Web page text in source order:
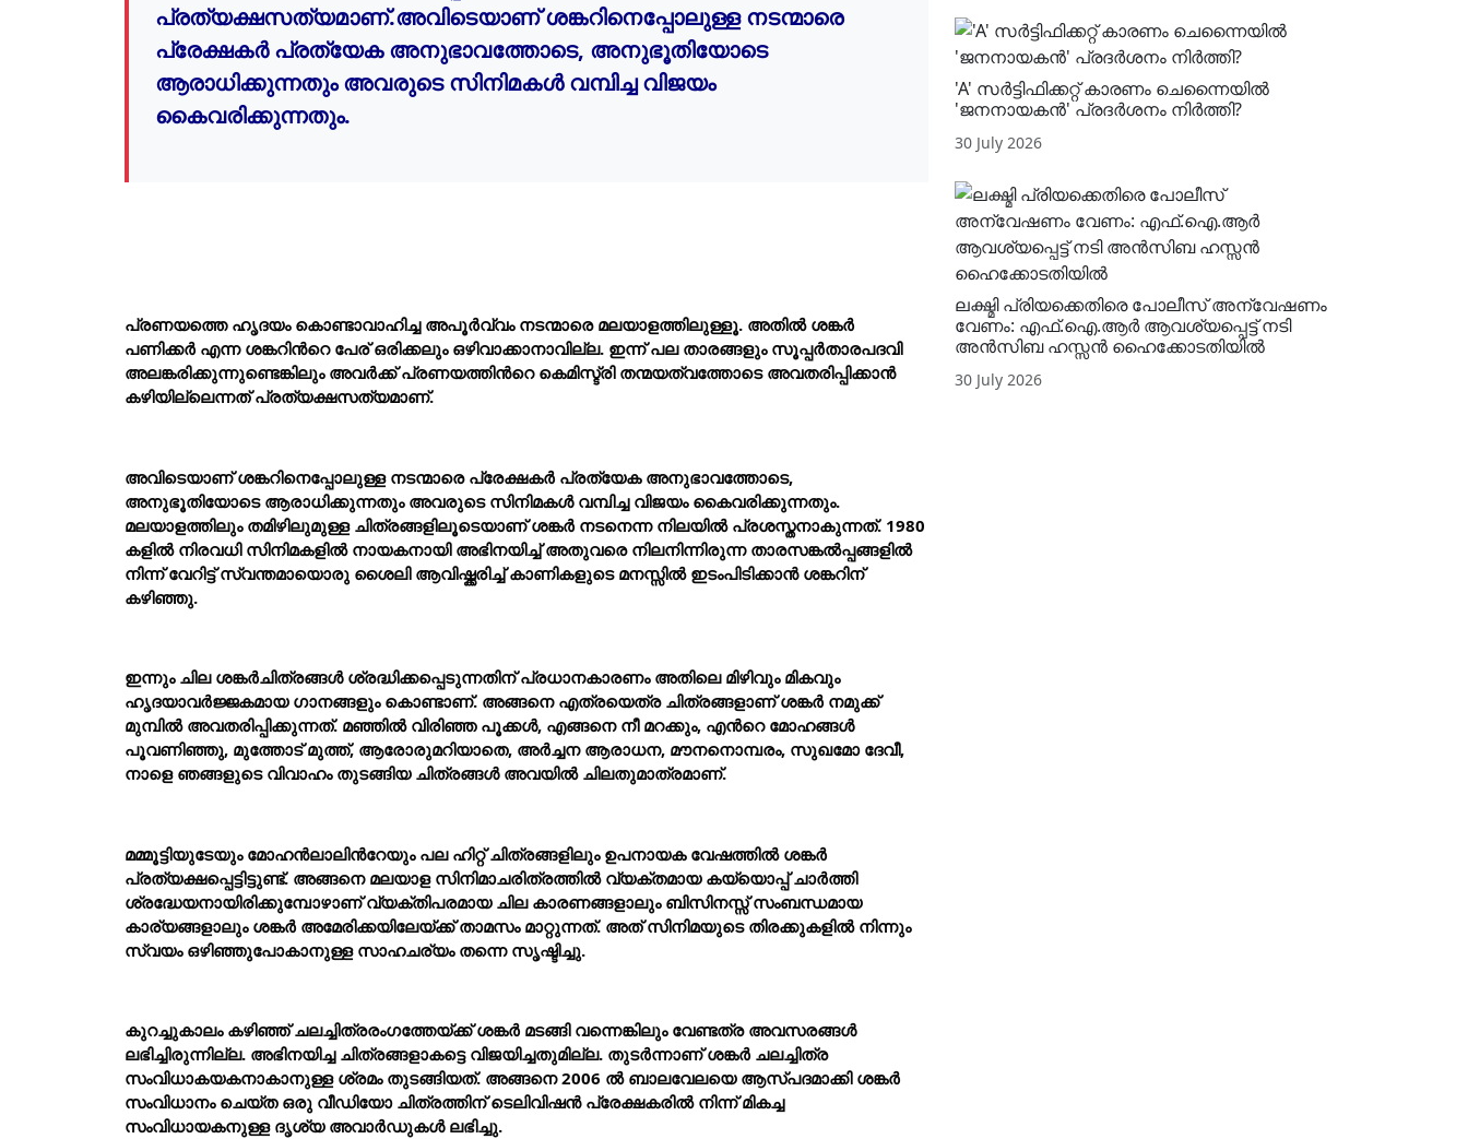
പ്രത്യക്ഷസത്യമാണ്.അവിടെയാണ് ശങ്കറിനെപ്പോലുള്ള നടന്മാരെ
പ്രേക്ഷകര് പ്രത്യേക അനുഭാവത്തോടെ, അനുഭൂതിയോടെ
ആരാധിക്കുന്നതും അവരുടെ സിനിമകള് വമ്പിച്ച വിജയം
കൈവരിക്കുന്നതും.
പ്രണയത്തെ ഹൃദയം കൊണ്ടാവാഹിച്ച അപൂര്വ്വം നടന്മാരെ മലയാളത്തിലുള്ളൂ. അതില് ശങ്കര്
പണിക്കര് എന്ന ശങ്കറിന്റെ പേര് ഒരിക്കലും ഒഴിവാക്കാനാവില്ല. ഇന്ന് പല താരങ്ങളും സൂപ്പര്താരപദവി
അലങ്കരിക്കുന്നുണ്ടെങ്കിലും അവര്ക്ക് പ്രണയത്തിന്റെ കെമിസ്ട്രി തന്മയത്വത്തോടെ അവതരിപ്പിക്കാന്
കഴിയില്ലെന്നത് പ്രത്യക്ഷസത്യമാണ്.
അവിടെയാണ് ശങ്കറിനെപ്പോലുള്ള നടന്മാരെ പ്രേക്ഷകര് പ്രത്യേക അനുഭാവത്തോടെ,
അനുഭൂതിയോടെ ആരാധിക്കുന്നതും അവരുടെ സിനിമകള് വമ്പിച്ച വിജയം കൈവരിക്കുന്നതും.
മലയാളത്തിലും തമിഴിലുമുള്ള ചിത്രങ്ങളിലൂടെയാണ് ശങ്കര് നടനെന്ന നിലയില് പ്രശസ്തനാകുന്നത്. 1980
കളില് നിരവധി സിനിമകളില് നായകനായി അഭിനയിച്ച് അതുവരെ നിലനിന്നിരുന്ന താരസങ്കല്പ്പങ്ങളില്
നിന്ന് വേറിട്ട് സ്വന്തമായൊരു ശൈലി ആവിഷ്ക്കരിച്ച് കാണികളുടെ മനസ്സില് ഇടംപിടിക്കാന് ശങ്കറിന്
കഴിഞ്ഞു.
ഇന്നും ചില ശങ്കര്ചിത്രങ്ങള് ശ്രദ്ധിക്കപ്പെടുന്നതിന് പ്രധാനകാരണം അതിലെ മിഴിവും മികവും
ഹൃദയാവര്ജ്ജകമായ ഗാനങ്ങളും കൊണ്ടാണ്. അങ്ങനെ എത്രയെത്ര ചിത്രങ്ങളാണ് ശങ്കര് നമുക്ക്
മുമ്പില് അവതരിപ്പിക്കുന്നത്. മഞ്ഞില് വിരിഞ്ഞ പൂക്കള്, എങ്ങനെ നീ മറക്കും, എന്റെ മോഹങ്ങള്
പൂവണിഞ്ഞു, മുത്തോട് മുത്ത്, ആരോരുമറിയാതെ, അര്ച്ചന ആരാധന, മൗനനൊമ്പരം, സുഖമോ ദേവീ,
നാളെ ഞങ്ങളുടെ വിവാഹം തുടങ്ങിയ ചിത്രങ്ങള് അവയില് ചിലതുമാത്രമാണ്.
മമ്മൂട്ടിയുടേയും മോഹന്ലാലിന്റേയും പല ഹിറ്റ് ചിത്രങ്ങളിലും ഉപനായക വേഷത്തില് ശങ്കര്
പ്രത്യക്ഷപ്പെട്ടിട്ടുണ്ട്. അങ്ങനെ മലയാള സിനിമാചരിത്രത്തില് വ്യക്തമായ കയ്യൊപ്പ് ചാര്ത്തി
ശ്രദ്ധേയനായിരിക്കുമ്പോഴാണ് വ്യക്തിപരമായ ചില കാരണങ്ങളാലും ബിസിനസ്സ് സംബന്ധമായ
കാര്യങ്ങളാലും ശങ്കര് അമേരിക്കയിലേയ്ക്ക് താമസം മാറ്റുന്നത്. അത് സിനിമയുടെ തിരക്കുകളില് നിന്നും
സ്വയം ഒഴിഞ്ഞുപോകാനുള്ള സാഹചര്യം തന്നെ സൃഷ്ടിച്ചു.
കുറച്ചുകാലം കഴിഞ്ഞ് ചലച്ചിത്രരംഗത്തേയ്ക്ക് ശങ്കര് മടങ്ങി വന്നെങ്കിലും വേണ്ടത്ര അവസരങ്ങള്
ലഭിച്ചിരുന്നില്ല. അഭിനയിച്ച ചിത്രങ്ങളാകട്ടെ വിജയിച്ചതുമില്ല. തുടര്ന്നാണ് ശങ്കര് ചലച്ചിത്ര
സംവിധാകയകനാകാനുള്ള ശ്രമം തുടങ്ങിയത്. അങ്ങനെ 2006 ല് ബാലവേലയെ ആസ്പദമാക്കി ശങ്കര്
സംവിധാനം ചെയ്ത ഒരു വീഡിയോ ചിത്രത്തിന് ടെലിവിഷന് പ്രേക്ഷകരില് നിന്ന് മികച്ച
സംവിധായകനുള്ള ദൃശ്യ അവാര്ഡുകള് ലഭിച്ചു.
'A' സർട്ടിഫിക്കറ്റ് കാരണം ചെന്നൈയിൽ
'ജനനായകൻ' പ്രദർശനം നിർത്തി?
30 July 2026
ലക്ഷ്മി പ്രിയക്കെതിരെ പോലീസ് അന്വേഷണം
വേണം: എഫ്.ഐ.ആർ ആവശ്യപ്പെട്ട് നടി
അൻസിബ ഹസ്സൻ ഹൈക്കോടതിയിൽ
30 July 2026